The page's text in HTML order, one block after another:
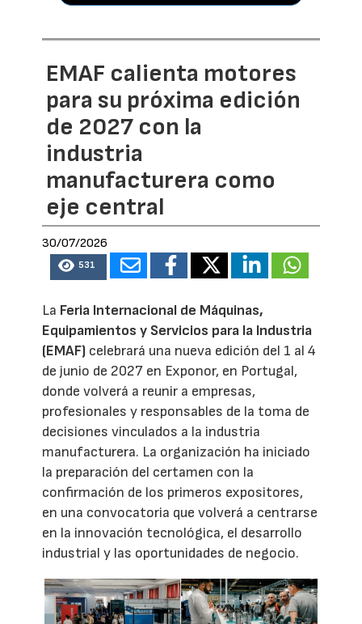
EMAF calienta motores
para su próxima edición
de 2027 con la
industria
manufacturera como
eje central
30/07/2026
531
La Feria Internacional de Máquinas,
Equipamientos y Servicios para la Industria
(EMAF) celebrará una nueva edición del 1 al 4
de junio de 2027 en Exponor, en Portugal,
donde volverá a reunir a empresas,
profesionales y responsables de la toma de
decisiones vinculados a la industria
manufacturera. La organización ha iniciado
la preparación del certamen con la
confirmación de los primeros expositores,
en una convocatoria que volverá a centrarse
en la innovación tecnológica, el desarrollo
industrial y las oportunidades de negocio.